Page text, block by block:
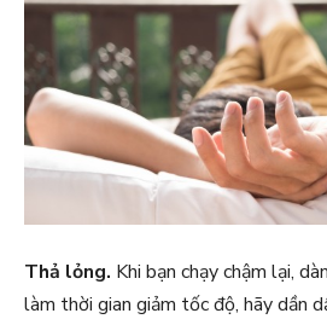
Thả lỏng. Khi bạn chạy chậm lại,
làm thời gian giảm tốc độ, hãy dần